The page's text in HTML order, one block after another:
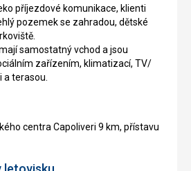
příjezdové komunikace, klienti
pozemek se zahradou, dětské
samostatný vchod a jsou
zařízením, klimatizací, TV/
a terasou.
centra Capoliveri 9 km, přístavu